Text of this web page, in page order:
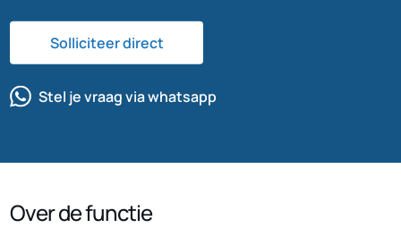
Solliciteer direct
Stel je vraag via whatsapp
Over de functie